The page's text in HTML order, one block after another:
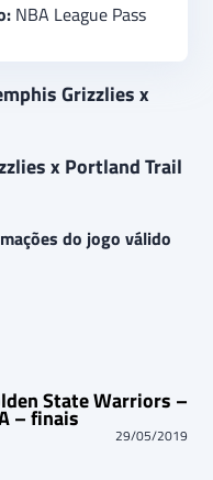
NBA League Pass
Grizzlies x
x Portland Trail
do jogo válido
State Warriors –
– finais
29/05/2019